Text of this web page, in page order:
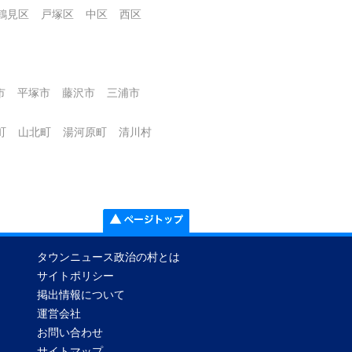
見区 戸塚区 中区
西区
平塚市 藤沢市
三浦市
山北町 湯河原町
清川村
タウンニュース政治の村とは
サイトポリシー
掲出情報について
運営会社
お問い合わせ